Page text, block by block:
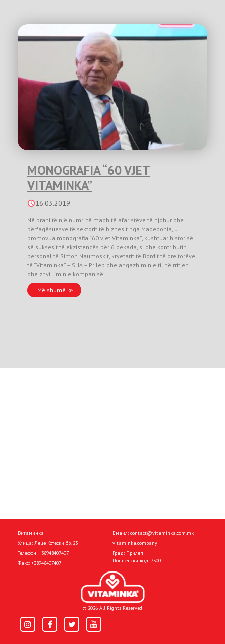
MONOGRAFIA “60 VJET
VITAMINKA”
16.03.2019
Në prani të një numri të madh të afaristëve të njohur dhe
përfaqësuesve të sektorit të biznesit nga Maqedonia, u
promovua monografia “60 vjet Vitaminka”, kushtuar historisë
së suksesit të ekzistencës për 6 dekada, si dhe kontributin
personal të Simon Naumoskit, kryetarit të Bordit të drejtorëve
të “Vitaminka” – SHA – Prilep dhe angazhimin e tij në rritjen
dhe zhvillimin e kompanisë.
Më shumë
Витаминка
Улица: Леце Котески бр. 23
Телефон: +38948407407
Факс: +38948407407
Емаил: contact@vitaminka.com.mk
vitaminka.company
Град: Прилеп
Поштенски код: 7500
© 2026 All Rights Reserved